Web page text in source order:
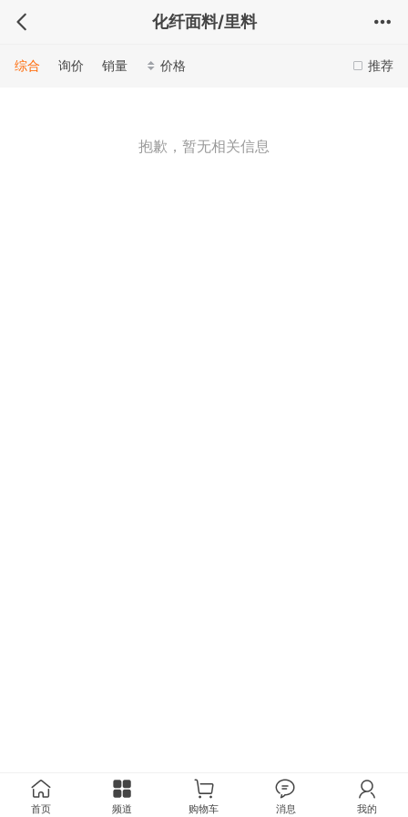
化纤面料/里料
推荐
综合 询价 销量 价格
抱歉，暂无相关信息
首页 频道 购物车 消息 我的